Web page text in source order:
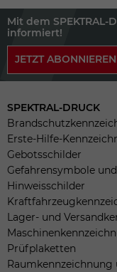
Mit dem SPEKTRAL-
informiert!
JETZT
SPEKTRAL-DRUCK
Erste-Hilfe-
Gebotsschilder
Gefahrensymbole
Hinweisschilder
Lager- und
Prüfplaketten